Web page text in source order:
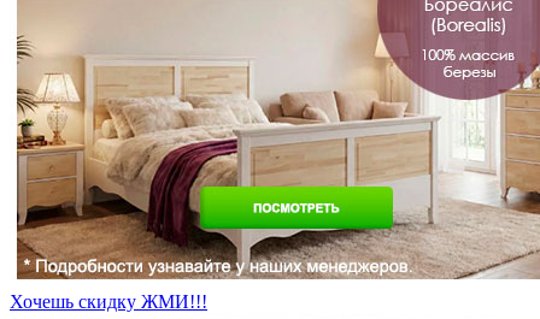
Хочешь скидку ЖМИ!!!